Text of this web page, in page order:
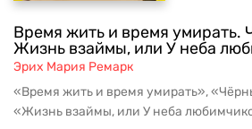
Время жить и время умирать.
Жизнь взаймы, или У неба
Эрих Мария Ремарк
«Время жить и время умирать»,
«Жизнь взаймы, или У неба